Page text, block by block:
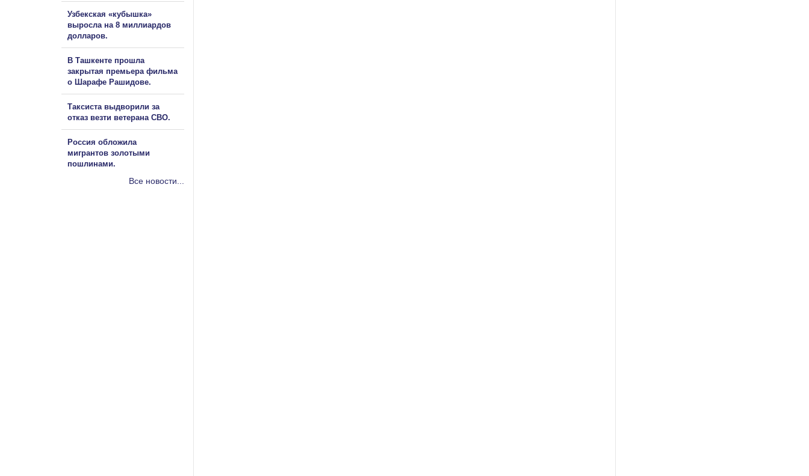
Узбекская «кубышка»
выросла на 8 миллиардов
долларов.
В Ташкенте прошла
закрытая премьера фильма
о Шарафе Рашидове.
Таксиста выдворили за
отказ везти ветерана СВО.
Россия обложила
мигрантов золотыми
пошлинами.
Все новости...